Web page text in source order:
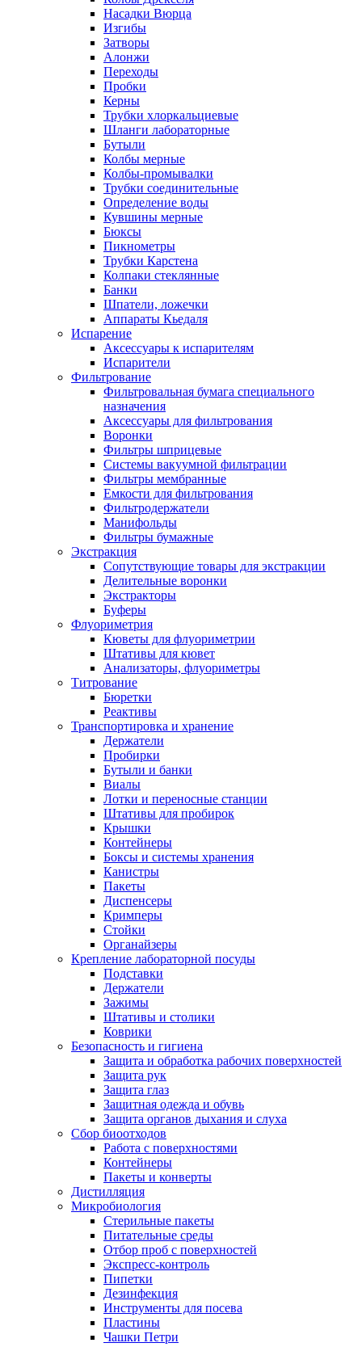
Насадки Вюрца
Изгибы
Затворы
Алонжи
Переходы
Пробки
Керны
Трубки хлоркальциевые
Шланги лабораторные
Бутыли
Колбы мерные
Колбы-промывалки
Трубки соединительные
Определение воды
Кувшины мерные
Бюксы
Пикнометры
Трубки Карстена
Колпаки стеклянные
Банки
Шпатели, ложечки
Аппараты Кьедаля
Испарение
Аксессуары к испарителям
Испарители
Фильтрование
Фильтровальная бумага специального
назначения
Аксессуары для фильтрования
Воронки
Фильтры шприцевые
Системы вакуумной фильтрации
Фильтры мембранные
Емкости для фильтрования
Фильтродержатели
Манифольды
Фильтры бумажные
Экстракция
Сопутствующие товары для экстракции
Делительные воронки
Экстракторы
Буферы
Флуориметрия
Кюветы для флуориметрии
Штативы для кювет
Анализаторы, флуориметры
Титрование
Бюретки
Реактивы
Транспортировка и хранение
Держатели
Пробирки
Бутыли и банки
Виалы
Лотки и переносные станции
Штативы для пробирок
Крышки
Контейнеры
Боксы и системы хранения
Канистры
Пакеты
Диспенсеры
Кримперы
Стойки
Органайзеры
Крепление лабораторной посуды
Подставки
Держатели
Зажимы
Штативы и столики
Коврики
Безопасность и гигиена
Защита и обработка рабочих поверхностей
Защита рук
Защита глаз
Защитная одежда и обувь
Защита органов дыхания и слуха
Сбор биоотходов
Работа с поверхностями
Контейнеры
Пакеты и конверты
Дистилляция
Микробиология
Стерильные пакеты
Питательные среды
Отбор проб с поверхностей
Экспресс-контроль
Пипетки
Дезинфекция
Инструменты для посева
Пластины
Чашки Петри